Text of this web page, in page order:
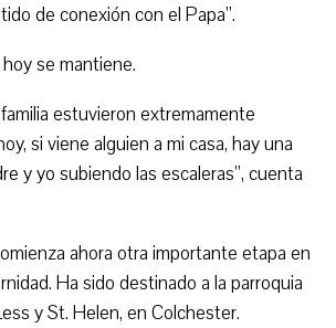
de conexión con el Papa”.
se mantiene.
estuvieron extremamente
si viene alguien a mi casa, hay una
y yo subiendo las escaleras”, cuenta
ahora otra importante etapa en
Ha sido destinado a la parroquia
y St. Helen, en Colchester.